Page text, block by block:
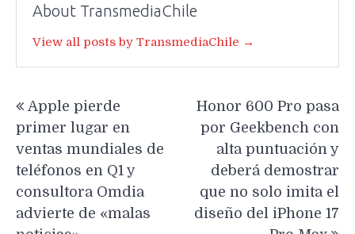
About TransmediaChile
View all posts by TransmediaChile →
de
entradas
Apple pierde
primer lugar en
ventas mundiales de
teléfonos en Q1 y
consultora Omdia
advierte de «malas
Honor 600 Pro pasa
por Geekbench con
alta puntuación y
deberá demostrar
que no solo imita el
diseño del iPhone 17